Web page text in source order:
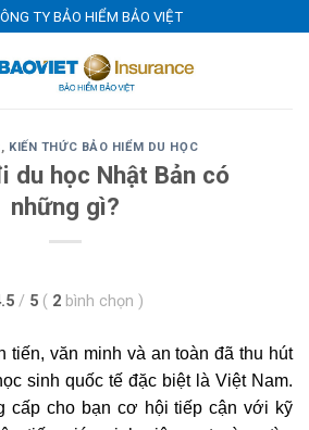
TY BẢO HIỂM BẢO VIỆT
, KIẾN THỨC BẢO HIỂM DU HỌC
du học Nhật Bản có
những gì?
/ 5 ( 2 bình chọn )
tiến, văn minh và an toàn đã thu hút
sinh quốc tế đặc biệt là Việt Nam.
cấp cho bạn cơ hội tiếp cận với kỹ